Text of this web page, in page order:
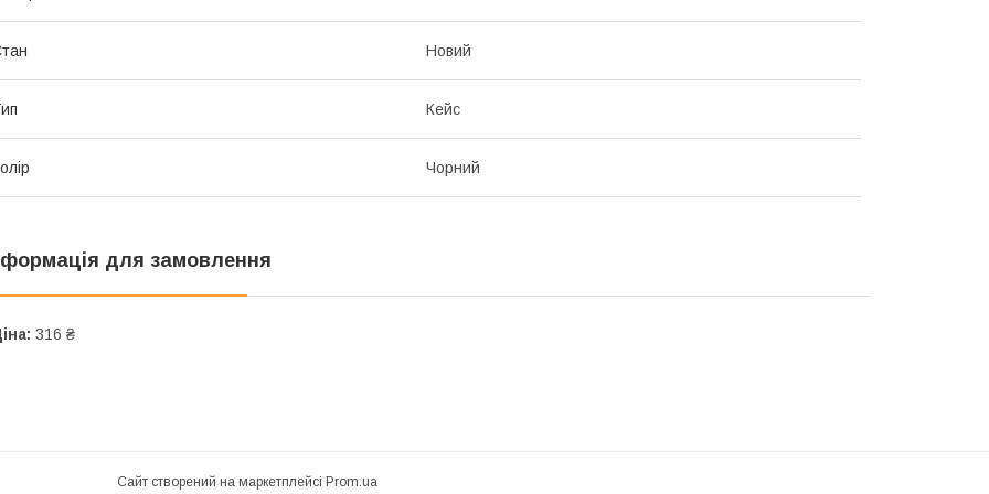
Новий
Кейс
Чорний
для замовлення
316 ₴
Сайт створений на маркетплейсі Prom.ua